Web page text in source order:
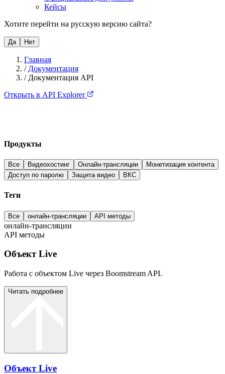
Кейсы
Хотите перейти на русскую версию сайта?
Да Нет
Главная
/ Документация
/ Документация API
Открыть в API Explorer
Продукты
Все Видеохостинг Онлайн-трансляции
Монетизация контента
Доступ по паролю
Защита видео ВКС
Теги
Все онлайн-трансляции API методы
онлайн-трансляции
API методы
Объект Live
Работа с объектом Live через Boomstream API.
Читать подробнее
Объект Live